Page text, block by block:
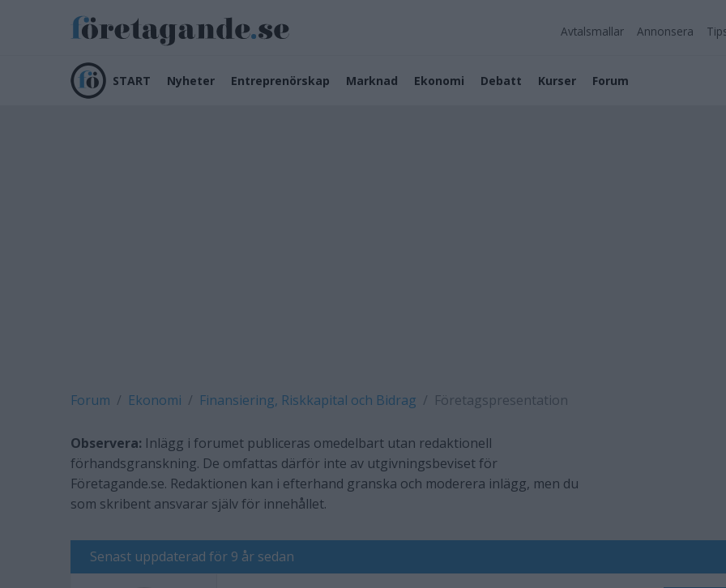
Avtalsmallar Annonsera
START Nyheter Entreprenörskap Marknad Ekonomi Debatt Kurser Forum
Forum Ekonomi Finansiering, Riskkapital och Bidrag Företagspresentation
Observera: Inlägg i forumet publiceras omedelbart utan redaktionell
förhandsgranskning. De omfattas därför inte av utgivningsbeviset för
Företagande.se. Redaktionen kan i efterhand granska och moderera inlägg, men du
som skribent ansvarar själv för innehållet.
Senast uppdaterad för 9 år sedan